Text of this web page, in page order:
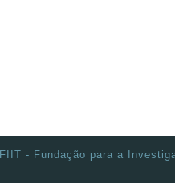
FIIT - Fundação para a